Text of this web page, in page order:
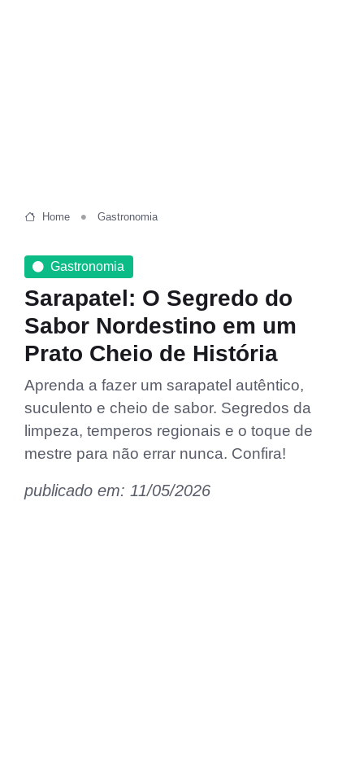
Home Gastronomia
Gastronomia
Sarapatel: O Segredo do
Sabor Nordestino em um
Prato Cheio de História
Aprenda a fazer um sarapatel autêntico,
suculento e cheio de sabor. Segredos da
limpeza, temperos regionais e o toque de
mestre para não errar nunca. Confira!
publicado em: 11/05/2026